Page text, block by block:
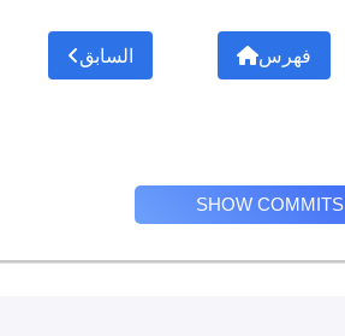
السابق فهرس
SHOW COMMITS